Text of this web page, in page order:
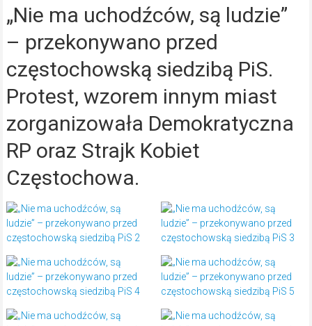
„Nie ma uchodźców, są ludzie”
– przekonywano przed
częstochowską siedzibą PiS.
Protest, wzorem innym miast
zorganizowała Demokratyczna
RP oraz Strajk Kobiet
Częstochowa.